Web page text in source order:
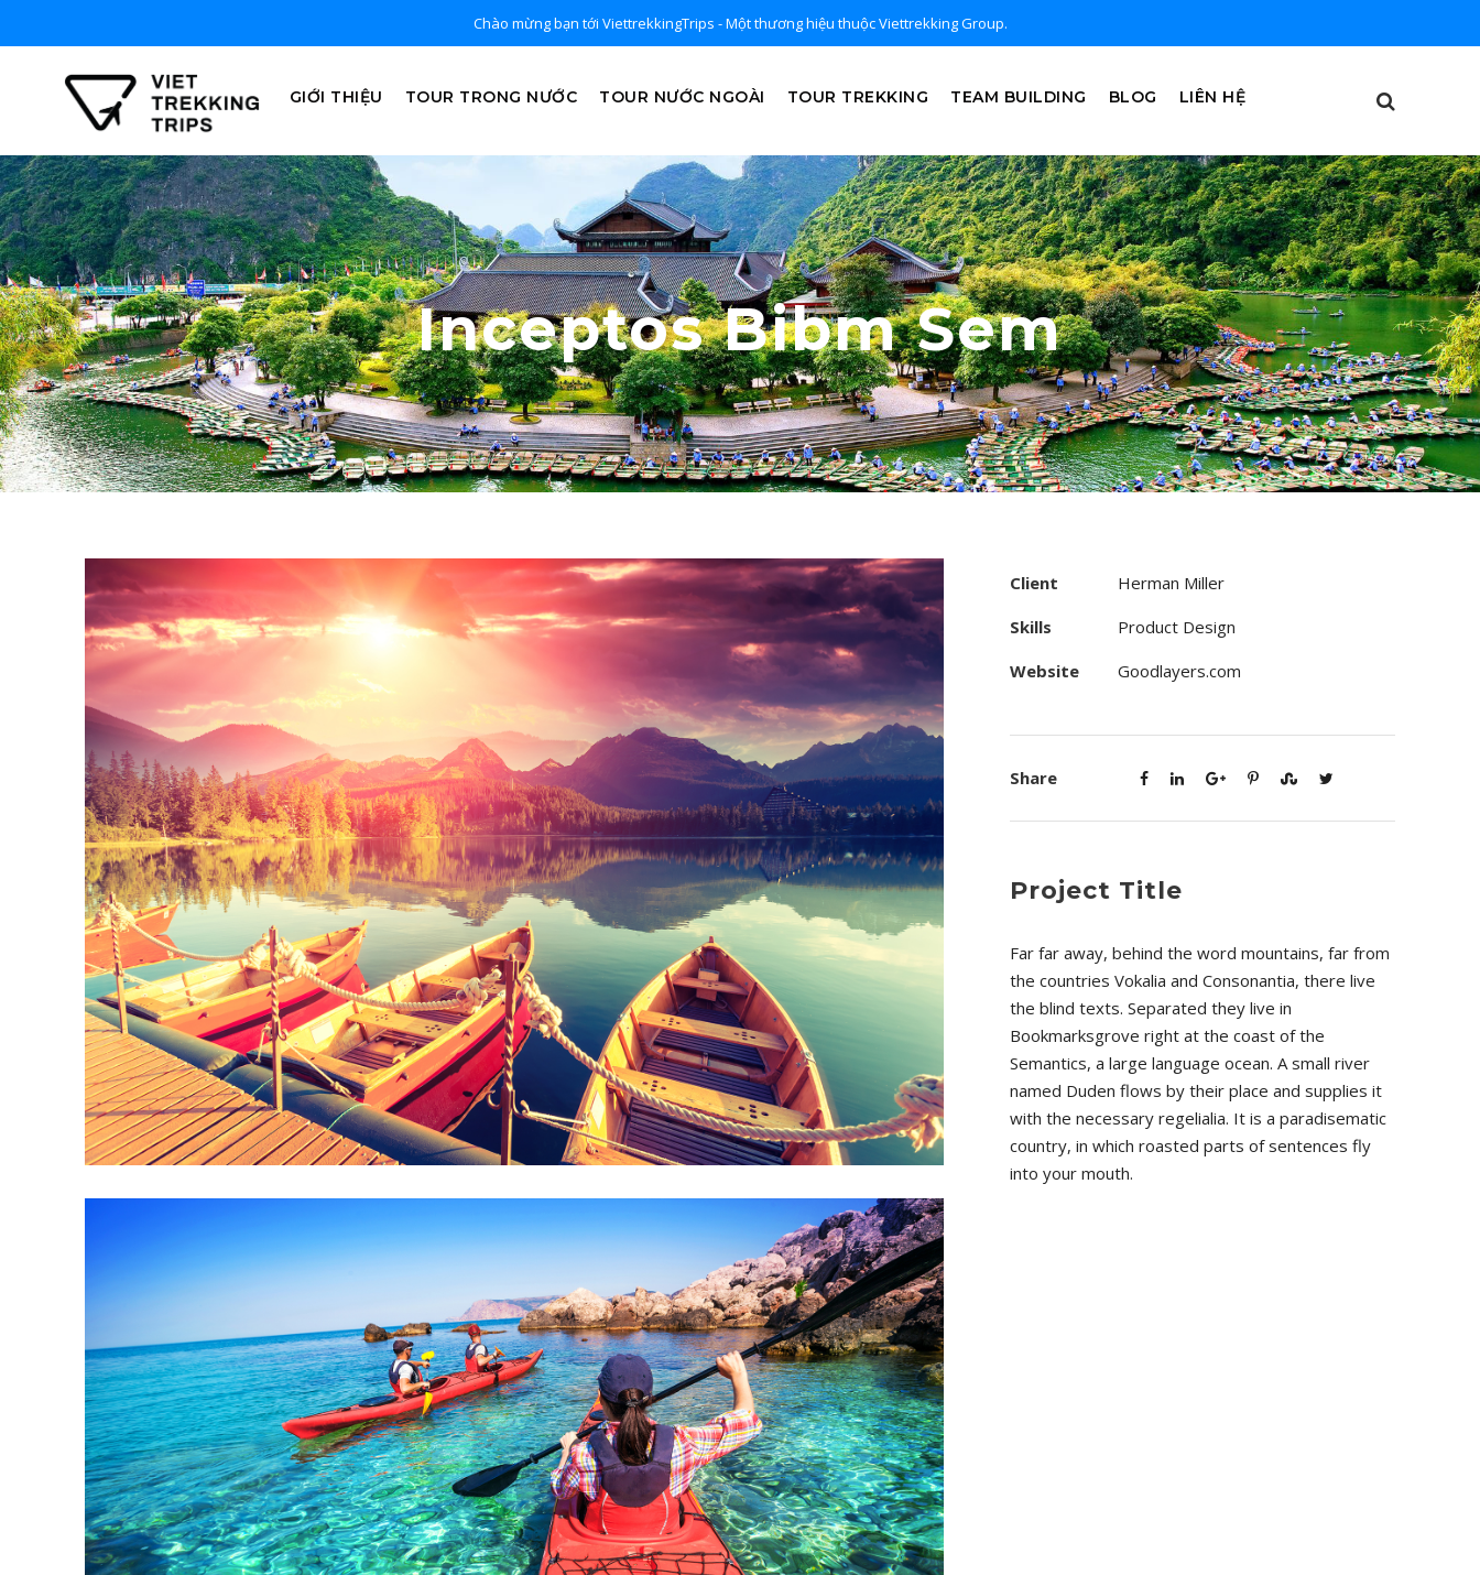
Chào mừng bạn tới ViettrekkingTrips - Một thương hiệu thuộc Viettrekking Group.
GIỚI THIỆU TOUR TRONG NƯỚC TOUR NƯỚC NGOÀI TOUR TREKKING TEAM BUILDING BLOG LIÊN HỆ
Inceptos Bibm Sem
Client
Herman Miller
Skills
Product Design
Website
Goodlayers.com
Share
Project Title
Far far away, behind the word mountains, far from
the countries Vokalia and Consonantia, there live
the blind texts. Separated they live in
Bookmarksgrove right at the coast of the
Semantics, a large language ocean. A small river
named Duden flows by their place and supplies it
with the necessary regelialia. It is a paradisematic
country, in which roasted parts of sentences fly
into your mouth.